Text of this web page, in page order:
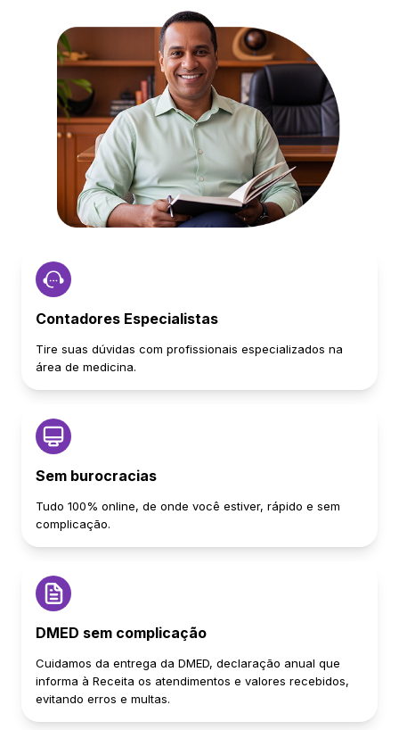
Contadores Especialistas
Tire suas dúvidas com profissionais especializados na
área de medicina.
Sem burocracias
Tudo 100% online, de onde você estiver, rápido e sem
complicação.
DMED sem complicação
Cuidamos da entrega da DMED, declaração anual que
informa à Receita os atendimentos e valores recebidos,
evitando erros e multas.